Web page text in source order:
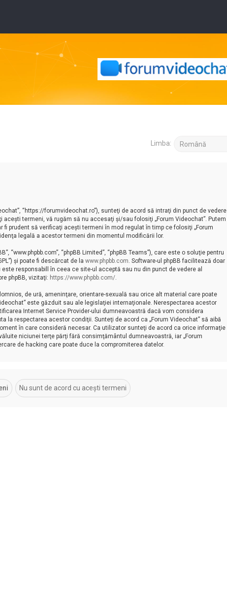
Limba:
“https://forumvideochat.ro”), sunteţi de acord să intraţi din punct de vedere
termeni, vă rugăm să nu accesaţi şi/sau folosiţi „Forum Videochat”. Putem
prudent să verificaţi aceşti termeni în mod regulat în timp ce folosiţi „Forum
legală a acestor termeni din momentul modificării lor.
“www.phpbb.com”, “phpBB Limited”, “phpBB Teams”), care este o soluţie pentru
şi poate fi descărcat de la www.phpbb.com . Software-ul phpBB facilitează doar
responsabill în ceea ce site-ul acceptă sau nu din punct de vedere al
phpBB, vizitaţi: https://www.phpbb.com/.
de ură, ameninţare, orientare-sexuală sau orice alt material care poate
este găzduit sau ale legislaţiei internaţionale. Nerespectarea acestor
Internet Service Provider-ului dumneavoastră dacă vom considera
la respectarea acestor condiţii. Sunteţi de acord ca „Forum Videochat” să aibă
în care consideră necesar. Ca utilizator sunteţi de acord ca orice informaţie
niciunei terţe părţi fără consimţământul dumneavoastră, iar „Forum
de hacking care poate duce la compromiterea datelor.